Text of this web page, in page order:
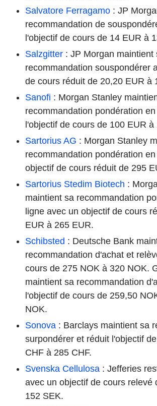
Salvatore Ferragamo : JP
recommandation de
l'objectif de cours de 14 EUR à
Salzgitter : JP Morgan maintient
recommandation souspondérer
de cours réduit de 20,20 EUR à
Sanofi : Morgan Stanley
recommandation pondération
l'objectif de cours de 100 EUR à
Sartorius AG : Morgan Stanley
recommandation pondération
objectif de cours réduit de 295
Sartorius Stedim Biotech :
maintient sa recommandation
ligne avec un objectif de cours
EUR à 265 EUR.
Schibsted : Deutsche Bank
recommandation d'achat et
cours de 275 NOK à 320 NOK.
maintient sa recommandation
l'objectif de cours de 259,50
NOK.
Sonova : Barclays maintient sa
surpondérer et réduit l'objectif
CHF à 285 CHF.
Svenska Cellulosa : Jefferies
avec un objectif de cours relevé
152 SEK.